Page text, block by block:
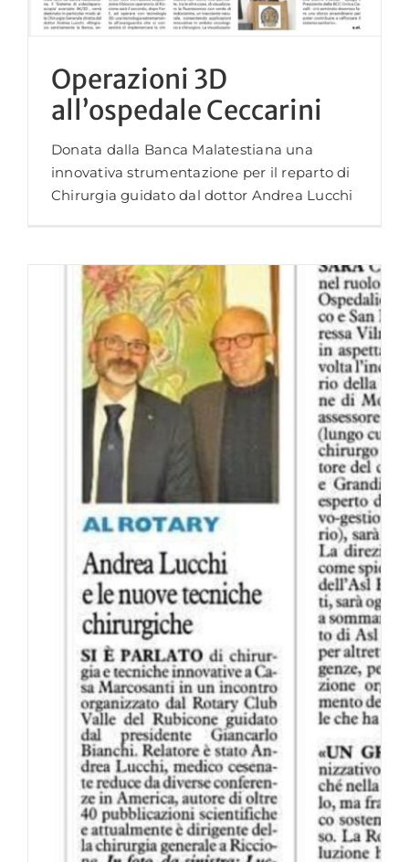
Operazioni 3D
all’ospedale Ceccarini
Donata dalla Banca Malatestiana una
innovativa strumentazione per il reparto di
Chirurgia guidato dal dottor Andrea Lucchi